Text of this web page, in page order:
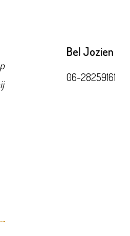
Bel Jozien
06-28259161